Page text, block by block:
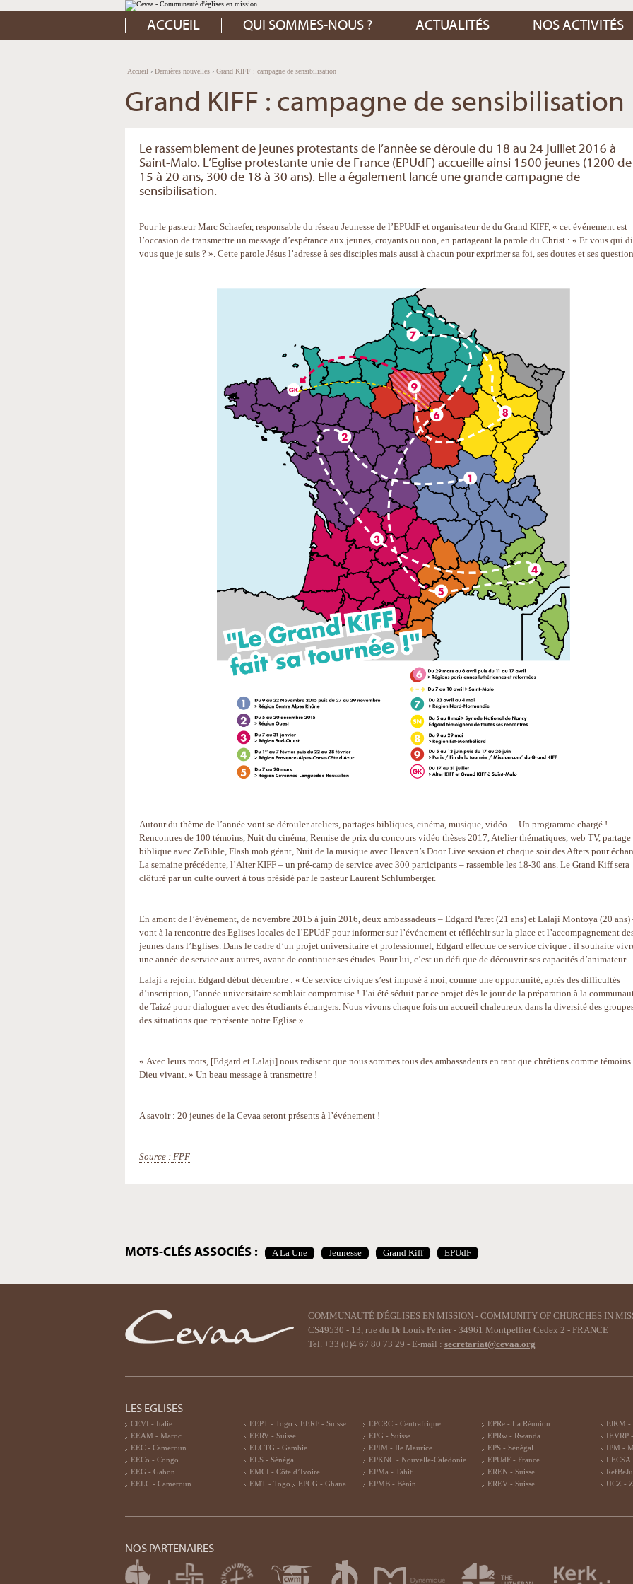
Aller
au
contenu.
Aller
à
Outils
personnels
ACCUEIL QUI SOMMES-NOUS ? ACTUALITÉS NOS ACTIVITÉS
Accueil › Dernières nouvelles › Grand KIFF : campagne de sensibilisation
Grand KIFF : campagne de sensibilisation
Le rassemblement de jeunes protestants de l’année se déroule du 18 au 24 juillet 2016 à
Saint-Malo. L’Eglise protestante unie de France (EPUdF) accueille ainsi 1500 jeunes (1200 de
15 à 20 ans, 300 de 18 à 30 ans). Elle a également lancé une grande campagne de
sensibilisation.
Pour le pasteur Marc Schaefer, responsable du réseau Jeunesse de l’EPUdF et organisateur de du Grand KIFF, « cet événement est
l’occasion de transmettre un message d’espérance aux jeunes, croyants ou non, en partageant la parole du Christ : « Et vous qui
vous que je suis ? ». Cette parole Jésus l’adresse à ses disciples mais aussi à chacun pour exprimer sa foi, ses doutes et ses
Autour du thème de l’année vont se dérouler ateliers, partages bibliques, cinéma, musique, vidéo… Un programme chargé !
Rencontres de 100 témoins, Nuit du cinéma, Remise de prix du concours vidéo thèses 2017, Atelier thématiques, web TV, partage
biblique avec ZeBible, Flash mob géant, Nuit de la musique avec Heaven’s Door Live session et chaque soir des Afters pour
La semaine précédente, l’Alter KIFF – un pré-camp de service avec 300 participants – rassemble les 18-30 ans. Le Grand Kiff sera
clôturé par un culte ouvert à tous présidé par le pasteur Laurent Schlumberger.
En amont de l’événement, de novembre 2015 à juin 2016, deux ambassadeurs – Edgard Paret (21 ans) et Lalaji Montoya (20 ans)
vont à la rencontre des Eglises locales de l’EPUdF pour informer sur l’événement et réfléchir sur la place et l’accompagnement
jeunes dans l’Eglises. Dans le cadre d’un projet universitaire et professionnel, Edgard effectue ce service civique : il souhaite
une année de service aux autres, avant de continuer ses études. Pour lui, c’est un défi que de découvrir ses capacités d’animateur.
Lalaji a rejoint Edgard début décembre : « Ce service civique s’est imposé à moi, comme une opportunité, après des difficultés
d’inscription, l’année universitaire semblait compromise ! J’ai été séduit par ce projet dès le jour de la préparation à la
de Taizé pour dialoguer avec des étudiants étrangers. Nous vivons chaque fois un accueil chaleureux dans la diversité des
des situations que représente notre Eglise ».
« Avec leurs mots, [Edgard et Lalaji] nous redisent que nous sommes tous des ambassadeurs en tant que chrétiens comme témoins
Dieu vivant. » Un beau message à transmettre !
A savoir : 20 jeunes de la Cevaa seront présents à l’événement !
Source : FPF
MOTS-CLÉS ASSOCIÉS : A La Une Jeunesse Grand Kiff EPUdF
COMMUNAUTÉ D'ÉGLISES EN MISSION - COMMUNITY OF CHURCHES IN
CS49530 - 13, rue du Dr Louis Perrier - 34961 Montpellier Cedex 2 - FRANCE
Tel. +33 (0)4 67 80 73 29 - E-mail : secretariat@cevaa.org
LES EGLISES
CEVI - Italie
EEAM - Maroc
EEC - Cameroun
EECo - Congo
EEG - Gabon
EELC - Cameroun
EEPT - Togo
EERF - Suisse
EERV - Suisse
ELCTG - Gambie
ELS - Sénégal
EMCI - Côte d’Ivoire
EMT - Togo
EPCG - Ghana
EPCRC - Centrafrique
EPG - Suisse
EPIM - Ile Maurice
EPKNC - Nouvelle-Calédonie
EPMa - Tahiti
EPMB - Bénin
EPRe - La Réunion
EPRw - Rwanda
EPS - Sénégal
EPUdF - France
EREN - Suisse
EREV - Suisse
FJKM -
IEVRP
IPM -
LECSA
UCZ -
NOS PARTENAIRES